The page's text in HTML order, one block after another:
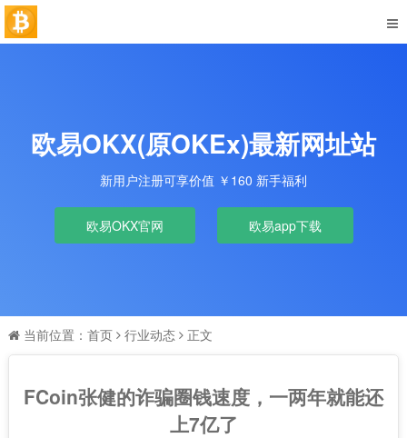
欧易OKX(原OKEx)最新网址站
新用户注册可享价值 ￥160 新手福利
欧易OKX官网 欧易app下载
当前位置： 首页 行业动态 正文
FCoin张健的诈骗圈钱速度，一两年就能还
上7亿了